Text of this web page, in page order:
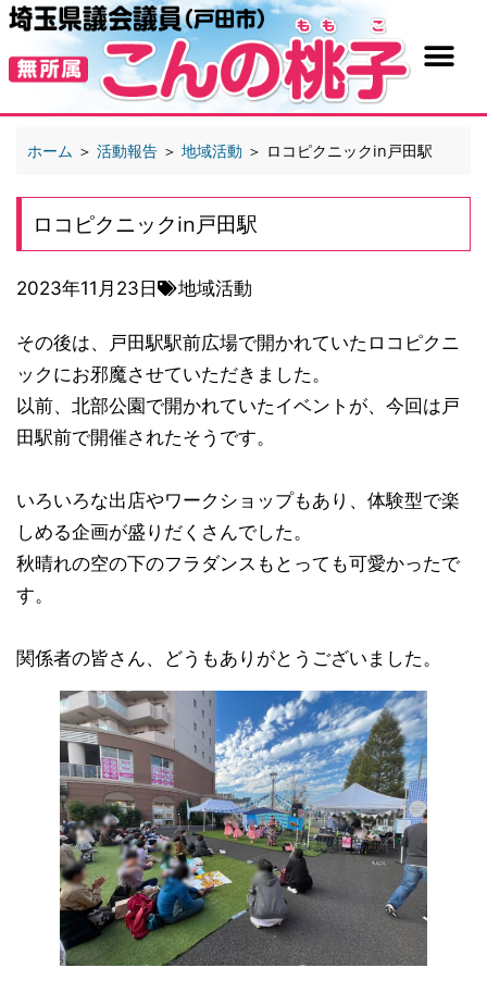
ホーム ＞ 活動報告 ＞ 地域活動 ＞ ロコピクニックin戸田駅
ロコピクニックin戸田駅
2023年11月23日 地域活動
その後は、戸田駅駅前広場で開かれていたロコピクニ
ックにお邪魔させていただきました。
以前、北部公園で開かれていたイベントが、今回は戸
田駅前で開催されたそうです。
いろいろな出店やワークショップもあり、体験型で楽
しめる企画が盛りだくさんでした。
秋晴れの空の下のフラダンスもとっても可愛かったで
す。
関係者の皆さん、どうもありがとうございました。